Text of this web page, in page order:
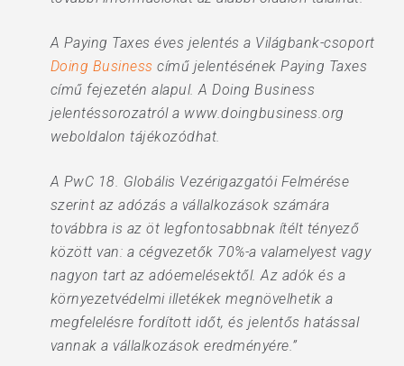
A Paying Taxes éves jelentés a Világbank-csoport
Doing Business című jelentésének Paying Taxes
című fejezetén alapul. A Doing Business
jelentéssorozatról a www.doingbusiness.org
weboldalon tájékozódhat.
A PwC 18. Globális Vezérigazgatói Felmérése
szerint az adózás a vállalkozások számára
továbbra is az öt legfontosabbnak ítélt tényező
között van: a cégvezetők 70%-a valamelyest vagy
nagyon tart az adóemelésektől. Az adók és a
környezetvédelmi illetékek megnövelhetik a
megfelelésre fordított időt, és jelentős hatással
vannak a vállalkozások eredményére.”